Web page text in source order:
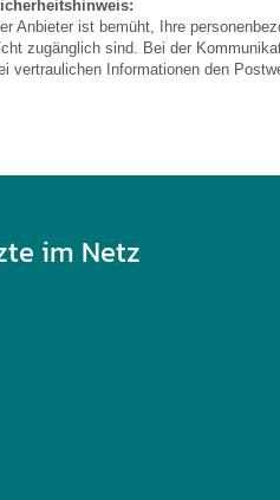
Anbieter ist bemüht, Ihre
zugänglich sind. Bei der
vertraulichen Informationen den
im Netz